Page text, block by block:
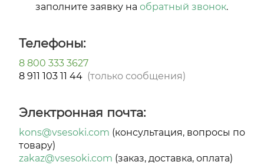
заполните заявку на обратный звонок.
Телефоны:
8 800 333 3627
8 911 103 11 44 (только сообщения)
Электронная почта:
kons@vsesoki.com (консультация, вопросы по
товару)
zakaz@vsesoki.com (заказ, доставка, оплата)